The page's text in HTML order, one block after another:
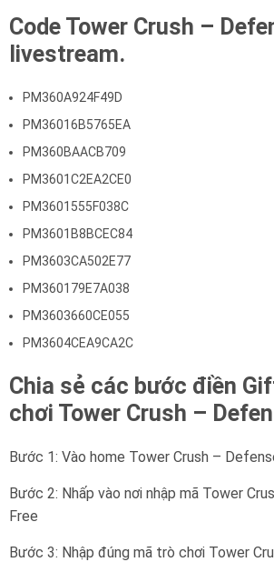
Code Tower Crush –
livestream.
PM360A924F49D
PM36016B5765EA
PM360BAACB709
PM3601C2EA2CE0
PM3601555F038C
PM3601B8BCEC84
PM3603CA502E77
PM360179E7A038
PM3603660CE055
PM3604CEA9CA2C
Chia sẻ các bước điền
chơi Tower Crush –
Bước 1: Vào home Tower Crush –
Bước 2: Nhấp vào nơi nhập mã Tower
Free
Bước 3: Nhập đúng mã trò chơi Tower